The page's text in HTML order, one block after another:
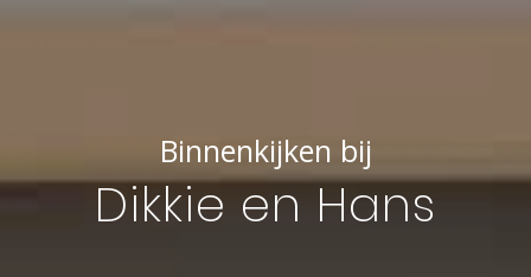
Binnenkijken bij
Dikkie en Hans